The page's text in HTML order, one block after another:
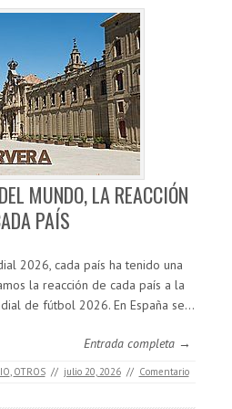
MUNDO, LA REACCIÓN
PAÍS
2026, cada país ha tenido una
la reacción de cada país a la
de fútbol 2026. En España se…
Entrada completa →
, OTROS // julio 20, 2026 // Comentario